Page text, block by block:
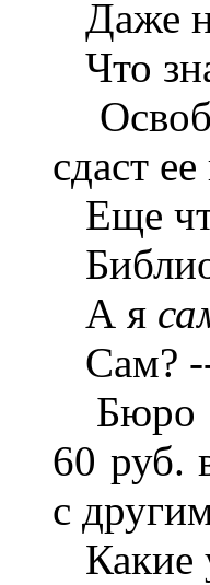
Даже
Что
сдаст
Еще
А я
Сам?
Бюро
60 руб.
с
Какие